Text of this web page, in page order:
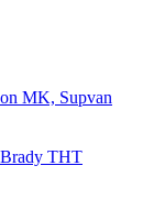
MK, Supvan
THT